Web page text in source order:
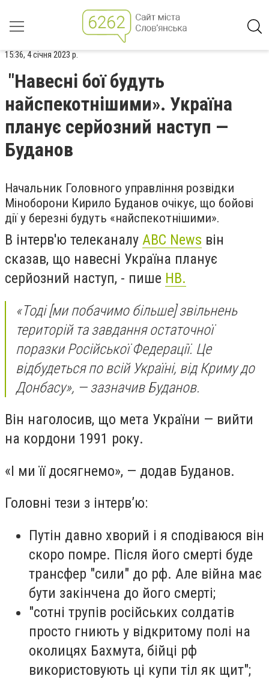
15:36, 4 січня 2023 р.
"Навесні бої будуть
найспекотнішими». Україна
планує серйозний наступ —
Буданов
Начальник Головного управління розвідки
Міноборони Кирило Буданов очікує, що бойові
дії у березні будуть «найспекотнішими».
В інтерв'ю телеканалу ABC News він
сказав, що навесні Україна планує
серйозний наступ, - пише НВ.
«Тоді [ми побачимо більше] звільнень
територій та завдання остаточної
поразки Російської Федерації. Це
відбудеться по всій Україні, від Криму до
Донбасу», — зазначив Буданов.
Він наголосив, що мета України — вийти
на кордони 1991 року.
«І ми її досягнемо», — додав Буданов.
Головні тези з інтерв’ю:
Путін давно хворий і я сподіваюся він
скоро помре. Після його смерті буде
трансфер "сили" до рф. Але війна має
бути закінчена до його смерті;
"сотні трупів російських солдатів
просто гниють у відкритому полі на
околицях Бахмута, бійці рф
використовують ці купи тіл як щит";